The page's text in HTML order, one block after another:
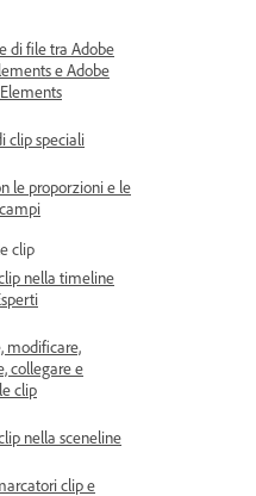
di file tra Adobe
e Adobe
clip speciali
le proporzioni e le
clip
nella timeline
modificare,
collegare e
clip
nella sceneline
clip e